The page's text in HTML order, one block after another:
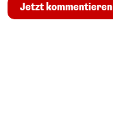
Jetzt kommentieren